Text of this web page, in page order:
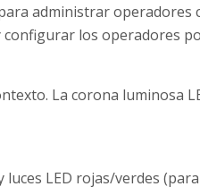
administrar operadores
configurar los operadores
La corona luminosa
LED rojas/verdes